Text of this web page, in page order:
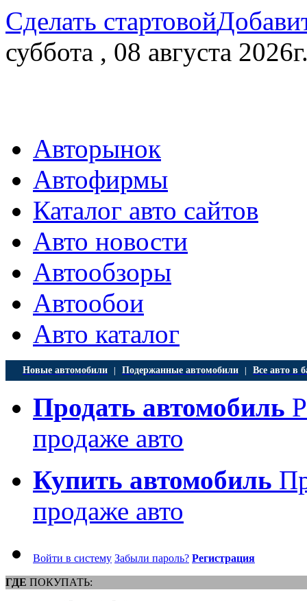
Сделать стартовой
суббота , 08 августа
Авторынок
Автофирмы
Каталог авто сайтов
Авто новости
Автообзоры
Автообои
Авто каталог
Новые автомобили Подержанные автомобили Все авто в
Продать автомобиль
продаже авто
Купить автомобиль
продаже авто
Войти в систему Забыли пароль? Регистрация
ГДЕ ПОКУПАТЬ: